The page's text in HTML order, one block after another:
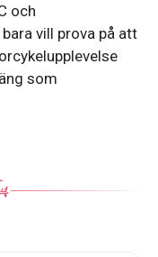
och
vill prova på att
som